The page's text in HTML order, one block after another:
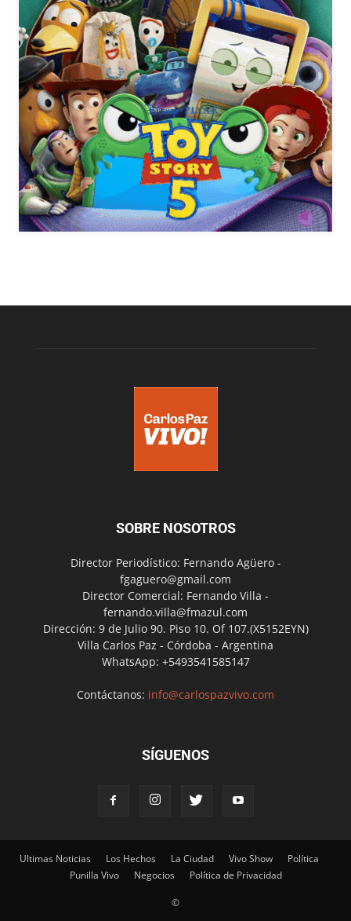
SOBRE NOSOTROS
Director Periodístico: Fernando Agüero -
fgaguero@gmail.com
Director Comercial: Fernando Villa -
fernando.villa@fmazul.com
Dirección: 9 de Julio 90. Piso 10. Of 107.(X5152EYN)
Villa Carlos Paz - Córdoba - Argentina
WhatsApp: +5493541585147
Contáctanos: info@carlospazvivo.com
SÍGUENOS
Ultimas Noticias Los Hechos La Ciudad Vivo Show
Política
Punilla Vivo
Negocios Política de Privacidad
©